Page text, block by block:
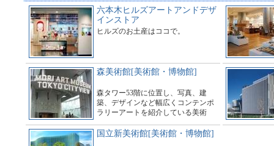
六本木ヒルズアートアンドデザ
インストア
ヒルズのお土産はココで。
森美術館[美術館・博物館]
森タワー53階に位置し、写真、建
築、デザインなど幅広くコンテンポ
ラリーアートを紹介している美術
国立新美術館[美術館・博物館]